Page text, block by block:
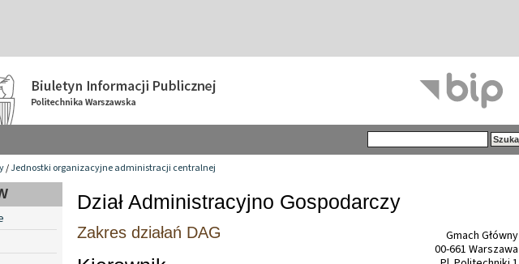
/Jednostki organizacyjne administracji centralnej
Dział Administracyjno Gospodarczy
Gmach Główny
00-661 Warszawa
Zakres działań DAG